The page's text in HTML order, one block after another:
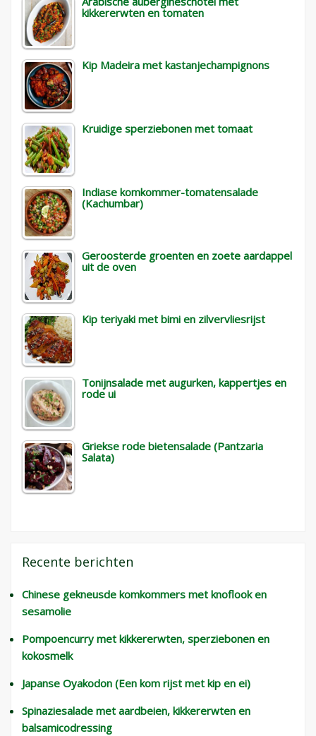
kikkererwten en tomaten
Kip Madeira met kastanjechampignons
Kruidige sperziebonen met tomaat
Indiase komkommer-tomatensalade
(Kachumbar)
Geroosterde groenten en zoete aardappel
uit de oven
Kip teriyaki met bimi en zilvervliesrijst
Tonijnsalade met augurken, kappertjes en
rode ui
Griekse rode bietensalade (Pantzaria
Salata)
Recente berichten
Chinese gekneusde komkommers met knoflook en
sesamolie
Pompoencurry met kikkererwten, sperziebonen en
kokosmelk
Japanse Oyakodon (Een kom rijst met kip en ei)
Spinaziesalade met aardbeien, kikkererwten en
balsamicodressing